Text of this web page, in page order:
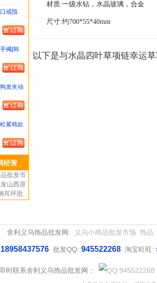
戒指
镯[韩
发夹动
明星]
紧韩款
经营
批发市
山西原
耳环批
店福建
八心八
小商品
材质:一级水钻，水晶玻璃，合金
尺寸:约700*55*40mm
以下是与水晶四叶草项链幸运
舍利义乌饰品批发网: 义乌小商品批发市场 饰品
18958437576 批发QQ: 945522268 淘宝旺旺:
即时联系舍利义乌饰品批发网：